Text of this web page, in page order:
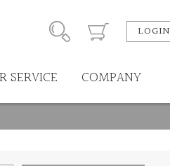
LOGIN
SERVICE COMPANY